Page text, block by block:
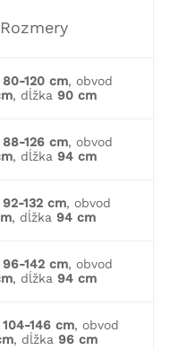
Rozmery
80-120 cm, obvod
, dĺžka 90 cm
88-126 cm, obvod
, dĺžka 94 cm
92-132 cm, obvod
, dĺžka 94 cm
96-142 cm, obvod
, dĺžka 94 cm
104-146 cm, obvod
, dĺžka 96 cm